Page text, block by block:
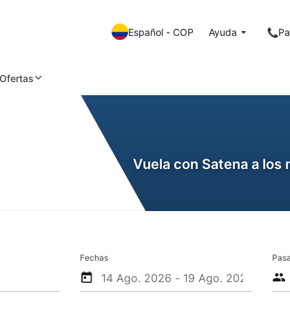
Español - COP Ayuda
Ofertas
Vuela con Satena a
Fechas